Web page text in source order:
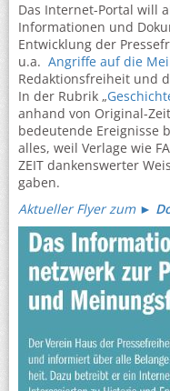
Das Internet-Portal will
Informationen und
Entwicklung der
u.a. Angriffe auf die
Redaktionsfreiheit und
In der Rubrik „
anhand von Original-
bedeutende Ereignisse
alles, weil Verlage wie
ZEIT dankenswerter
gaben.
Aktueller Flyer zum ►